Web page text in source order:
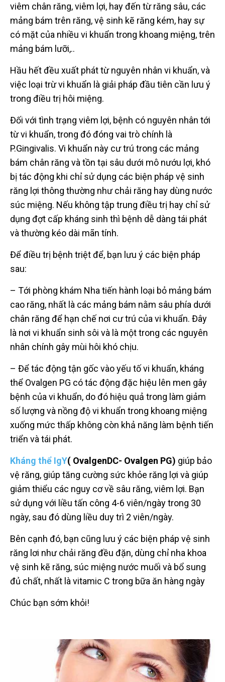
viêm chân răng, viêm lợi, hay đến từ răng sâu, các
mảng bám trên răng, vệ sinh kẽ răng kém, hay sự
có mặt của nhiều vi khuẩn trong khoang miệng, trên
mảng bám lưỡi,..
Hầu hết đều xuất phát từ nguyên nhân vi khuẩn, và
việc loại trừ vi khuẩn là giải pháp đầu tiên cần lưu ý
trong điều trị hôi miệng.
Đối với tình trạng viêm lợi, bệnh có nguyên nhân tới
từ vi khuẩn, trong đó đóng vai trò chính là
P.Gingivalis. Vi khuẩn này cư trú trong các mảng
bám chân răng và tồn tại sâu dưới mô nướu lợi, khó
bị tác động khi chỉ sử dụng các biện pháp vệ sinh
răng lợi thông thường như chải răng hay dùng nước
súc miệng. Nếu không tập trung điều trị hay chỉ sử
dụng đợt cấp kháng sinh thì bệnh dễ dàng tái phát
và thường kéo dài mãn tính.
Để điều trị bệnh triệt để, bạn lưu ý các biện pháp
sau:
– Tới phòng khám Nha tiến hành loại bỏ mảng bám
cao răng, nhất là các mảng bám nằm sâu phía dưới
chân răng để hạn chế nơi cư trú của vi khuẩn. Đây
là nơi vi khuẩn sinh sôi và là một trong các nguyên
nhân chính gây mùi hôi khó chịu.
– Để tác động tận gốc vào yếu tố vi khuẩn, kháng
thể Ovalgen PG có tác động đặc hiệu lên men gây
bệnh của vi khuẩn, do đó hiệu quả trong làm giảm
số lượng và nồng độ vi khuẩn trong khoang miệng
xuống mức thấp không còn khả năng làm bệnh tiến
triển và tái phát.
Kháng thể IgY( OvalgenDC- Ovalgen PG) giúp bảo
vệ răng, giúp tăng cường sức khỏe răng lợi và giúp
giảm thiểu các nguy cơ về sâu răng, viêm lợi. Bạn
sử dụng với liều tấn công 4-6 viên/ngày trong 30
ngày, sau đó dùng liều duy trì 2 viên/ngày.
Bên cạnh đó, bạn cũng lưu ý các biện pháp vệ sinh
răng lơi như chải răng đều đặn, dùng chỉ nha khoa
vệ sinh kẽ răng, súc miệng nước muối và bổ sung
đủ chất, nhất là vitamic C trong bữa ăn hàng ngày
Chúc bạn sớm khỏi!